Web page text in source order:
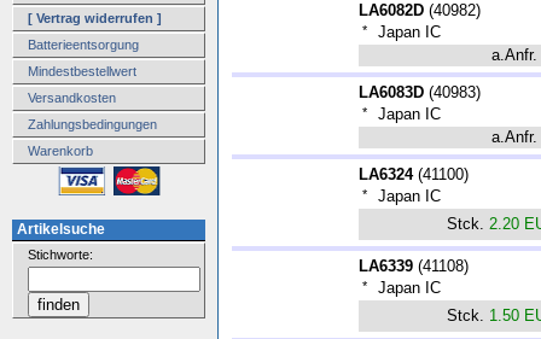
[ Vertrag widerrufen ]
Batterieentsorgung
Mindestbestellwert
Versandkosten
Zahlungsbedingungen
Warenkorb
Artikelsuche
Stichworte:
LA6082D (40982)
*
Japan IC
a.Anfr.
LA6083D (40983)
*
Japan IC
a.Anfr.
LA6324(41100)
*
Japan IC
Stck. 2.20
LA6339 (41108)
*
Japan IC
Stck. 1.50